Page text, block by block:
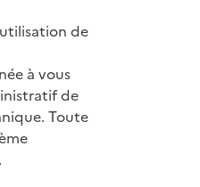
de
à vous
de
Toute